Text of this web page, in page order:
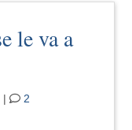
le va a
|
2